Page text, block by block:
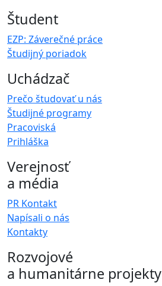
Študent
EZP: Záverečné práce
Študijný poriadok
Uchádzač
Prečo študovať u nás
Študijné programy
Pracoviská
Prihláška
Verejnosť
a média
PR Kontakt
Napísali o nás
Kontakty
Rozvojové
a humanitárne projekty